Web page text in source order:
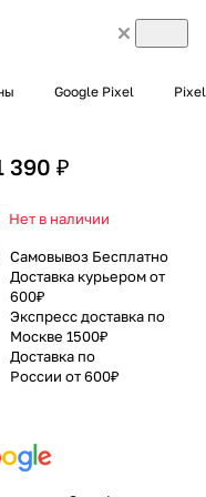
Google Pixel
390 ₽
Нет в наличии
Самовывоз Бесплатно
Доставка курьером от
600₽
Экспресс доставка по
Москве 1500₽
Доставка по
России от 600₽